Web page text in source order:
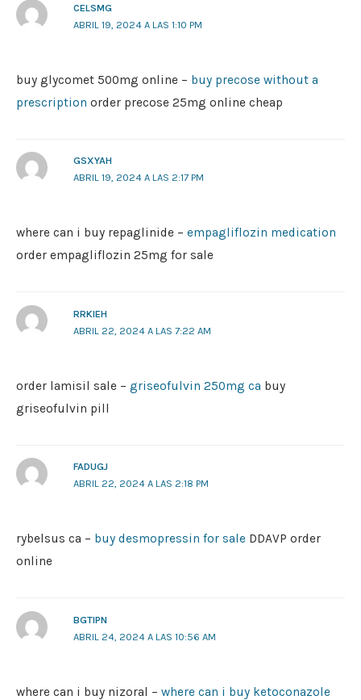
CELSMG
ABRIL 19, 2024 A LAS 1:10 PM
buy glycomet 500mg online – buy precose without a
prescription order precose 25mg online cheap
GSXYAH
ABRIL 19, 2024 A LAS 2:17 PM
where can i buy repaglinide – empagliflozin medication
order empagliflozin 25mg for sale
RRKIEH
ABRIL 22, 2024 A LAS 7:22 AM
order lamisil sale – griseofulvin 250mg ca buy
griseofulvin pill
FADUGJ
ABRIL 22, 2024 A LAS 2:18 PM
rybelsus ca – buy desmopressin for sale DDAVP order
online
BGTIPN
ABRIL 24, 2024 A LAS 10:56 AM
where can i buy nizoral – where can i buy ketoconazole